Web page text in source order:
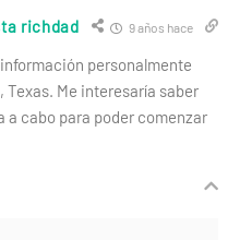
richdad 9 años hace
personalmente
Texas. Me interesaría saber
a cabo para poder comenzar